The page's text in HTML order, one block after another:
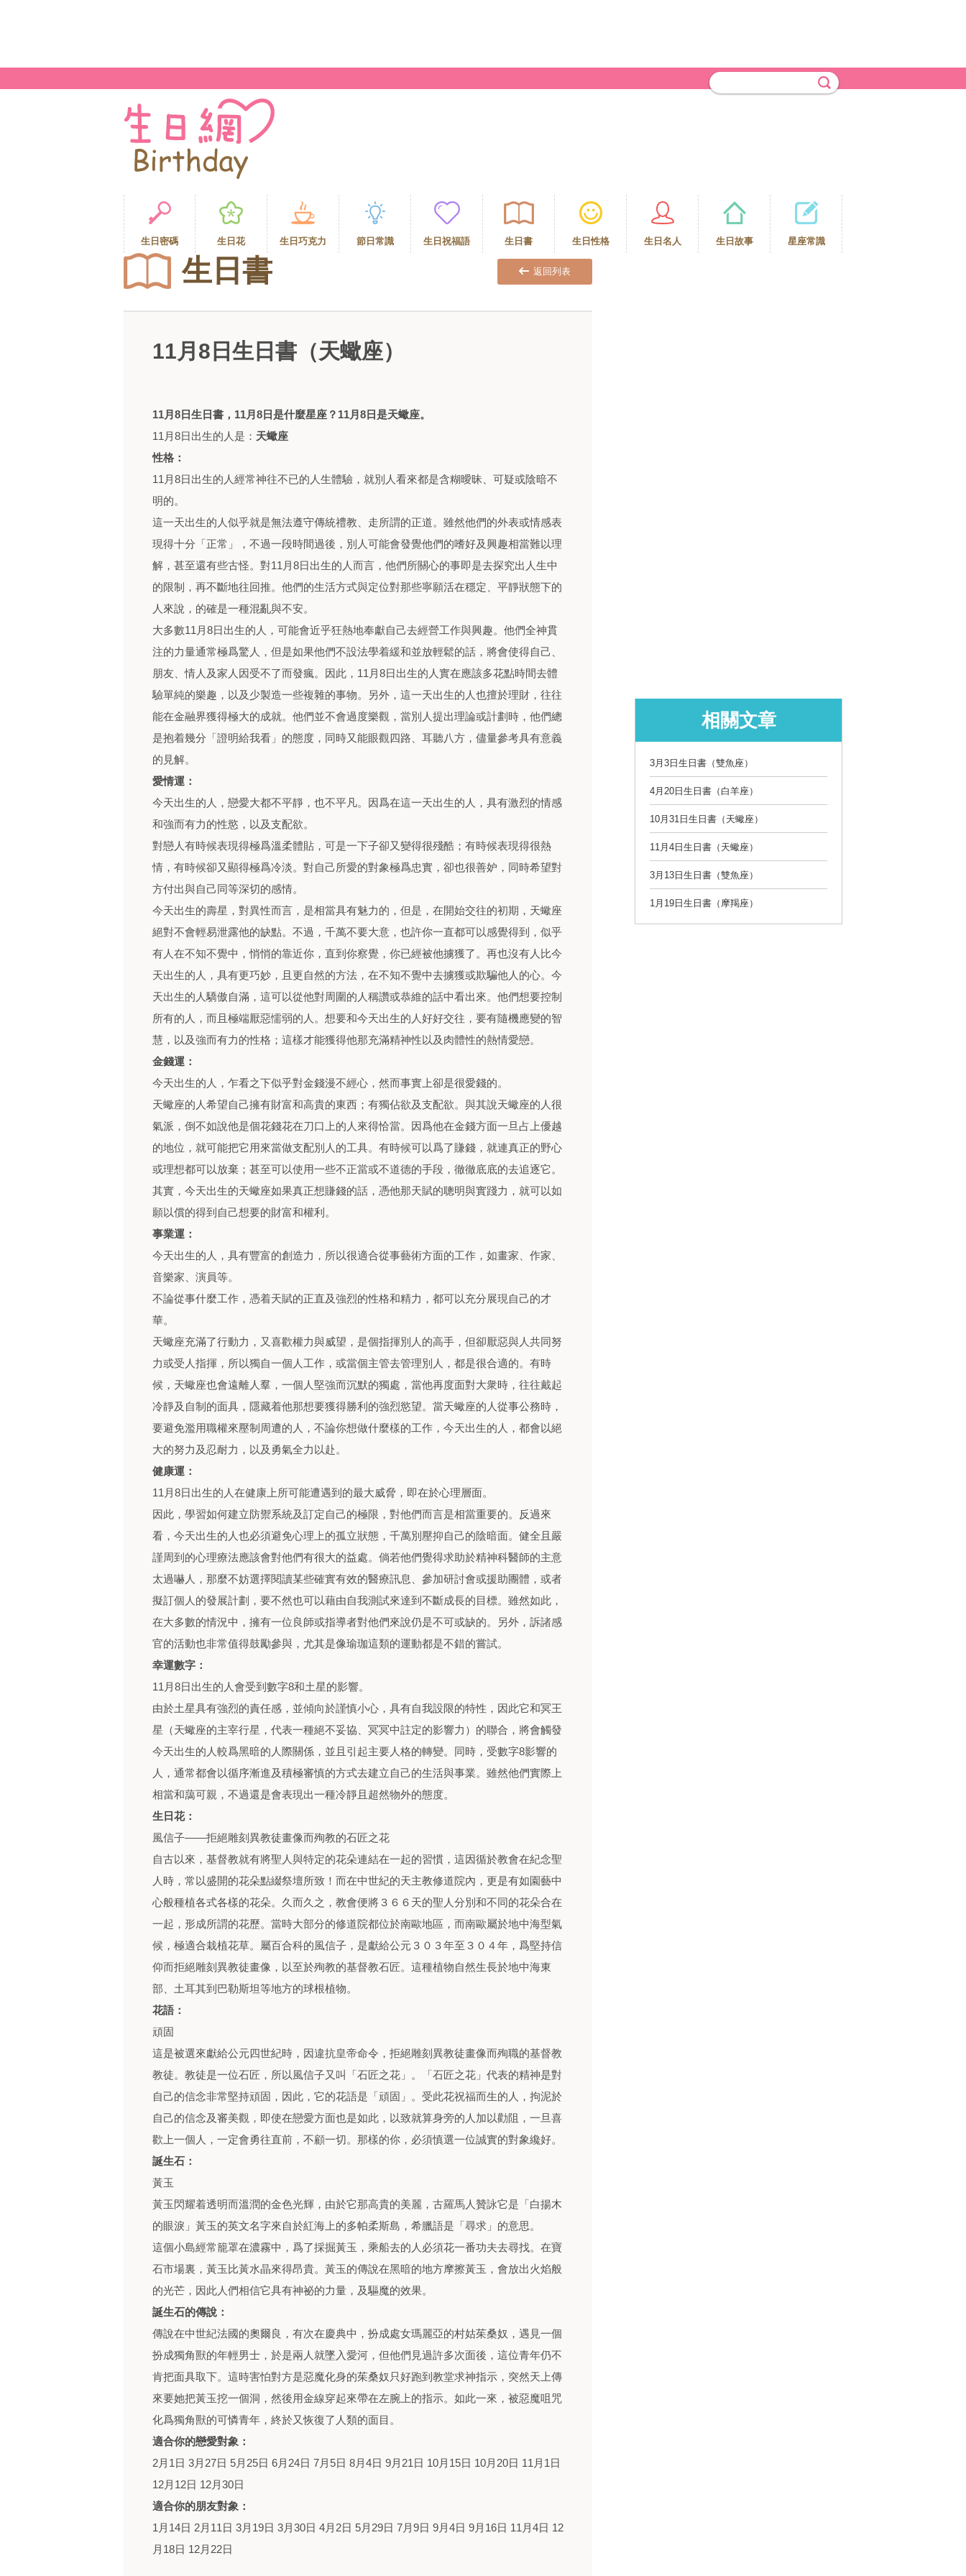
生日密碼 生日花 生日巧克力 節日常識 生日祝福語 生日書 生日性格 生日名人 生日故事 星座常識
生日書 返回列表
11月8日生日書（天蠍座）
11月8日生日書，11月8日是什麼星座？11月8日是天蠍座。
11月8日出生的人是： 天蠍座
性格：
11月8日出生的人經常神往不已的人生體驗，就別人看來都是含糊曖昧、可疑或陰暗不
明的。
這一天出生的人似乎就是無法遵守傳統禮教、走所謂的正道。雖然他們的外表或情感表
現得十分「正常」，不過一段時間過後，別人可能會發覺他們的嗜好及興趣相當難以理
解，甚至還有些古怪。對11月8日出生的人而言，他們所關心的事即是去探究出人生中
的限制，再不斷地往回推。他們的生活方式與定位對那些寧願活在穩定、平靜狀態下的
人來說，的確是一種混亂與不安。
大多數11月8日出生的人，可能會近乎狂熱地奉獻自己去經營工作與興趣。他們全神貫
注的力量通常極爲驚人，但是如果他們不設法學着緩和並放輕鬆的話，將會使得自己、
朋友、情人及家人因受不了而發瘋。因此，11月8日出生的人實在應該多花點時間去體
驗單純的樂趣，以及少製造一些複雜的事物。另外，這一天出生的人也擅於理財，往往
能在金融界獲得極大的成就。他們並不會過度樂觀，當別人提出理論或計劃時，他們總
是抱着幾分「證明給我看」的態度，同時又能眼觀四路、耳聽八方，儘量參考具有意義
的見解。
愛情運：
今天出生的人，戀愛大都不平靜，也不平凡。因爲在這一天出生的人，具有激烈的情感
和強而有力的性慾，以及支配欲。
對戀人有時候表現得極爲溫柔體貼，可是一下子卻又變得很殘酷；有時候表現得很熱
情，有時候卻又顯得極爲冷淡。對自己所愛的對象極爲忠實，卻也很善妒，同時希望對
方付出與自己同等深切的感情。
今天出生的壽星，對異性而言，是相當具有魅力的，但是，在開始交往的初期，天蠍座
絕對不會輕易泄露他的缺點。不過，千萬不要大意，也許你一直都可以感覺得到，似乎
有人在不知不覺中，悄悄的靠近你，直到你察覺，你已經被他擄獲了。再也沒有人比今
天出生的人，具有更巧妙，且更自然的方法，在不知不覺中去擄獲或欺騙他人的心。今
天出生的人驕傲自滿，這可以從他對周圍的人稱讚或恭維的話中看出來。他們想要控制
所有的人，而且極端厭惡懦弱的人。想要和今天出生的人好好交往，要有隨機應變的智
慧，以及強而有力的性格；這樣才能獲得他那充滿精神性以及肉體性的熱情愛戀。
金錢運：
今天出生的人，乍看之下似乎對金錢漫不經心，然而事實上卻是很愛錢的。
天蠍座的人希望自己擁有財富和高貴的東西；有獨佔欲及支配欲。與其說天蠍座的人很
氣派，倒不如說他是個花錢花在刀口上的人來得恰當。因爲他在金錢方面一旦占上優越
的地位，就可能把它用來當做支配別人的工具。有時候可以爲了賺錢，就連真正的野心
或理想都可以放棄；甚至可以使用一些不正當或不道德的手段，徹徹底底的去追逐它。
其實，今天出生的天蠍座如果真正想賺錢的話，憑他那天賦的聰明與實踐力，就可以如
願以償的得到自己想要的財富和權利。
事業運：
今天出生的人，具有豐富的創造力，所以很適合從事藝術方面的工作，如畫家、作家、
音樂家、演員等。
不論從事什麼工作，憑着天賦的正直及強烈的性格和精力，都可以充分展現自己的才
華。
天蠍座充滿了行動力，又喜歡權力與威望，是個指揮別人的高手，但卻厭惡與人共同努
力或受人指揮，所以獨自一個人工作，或當個主管去管理別人，都是很合適的。有時
候，天蠍座也會遠離人羣，一個人堅強而沉默的獨處，當他再度面對大衆時，往往戴起
冷靜及自制的面具，隱藏着他那想要獲得勝利的強烈慾望。當天蠍座的人從事公務時，
要避免濫用職權來壓制周遭的人，不論你想做什麼樣的工作，今天出生的人，都會以絕
大的努力及忍耐力，以及勇氣全力以赴。
健康運：
11月8日出生的人在健康上所可能遭遇到的最大威脅，即在於心理層面。
因此，學習如何建立防禦系統及訂定自己的極限，對他們而言是相當重要的。反過來
看，今天出生的人也必須避免心理上的孤立狀態，千萬別壓抑自己的陰暗面。健全且嚴
謹周到的心理療法應該會對他們有很大的益處。倘若他們覺得求助於精神科醫師的主意
太過嚇人，那麼不妨選擇閱讀某些確實有效的醫療訊息、參加研討會或援助團體，或者
擬訂個人的發展計劃，要不然也可以藉由自我測試來達到不斷成長的目標。雖然如此，
在大多數的情況中，擁有一位良師或指導者對他們來說仍是不可或缺的。另外，訴諸感
官的活動也非常值得鼓勵參與，尤其是像瑜珈這類的運動都是不錯的嘗試。
幸運數字：
11月8日出生的人會受到數字8和土星的影響。
由於土星具有強烈的責任感，並傾向於謹慎小心，具有自我設限的特性，因此它和冥王
星（天蠍座的主宰行星，代表一種絕不妥協、冥冥中註定的影響力）的聯合，將會觸發
今天出生的人較爲黑暗的人際關係，並且引起主要人格的轉變。同時，受數字8影響的
人，通常都會以循序漸進及積極審慎的方式去建立自己的生活與事業。雖然他們實際上
相當和藹可親，不過還是會表現出一種冷靜且超然物外的態度。
生日花：
風信子——拒絕雕刻異教徒畫像而殉教的石匠之花
自古以來，基督教就有將聖人與特定的花朵連結在一起的習慣，這因循於教會在紀念聖
人時，常以盛開的花朵點綴祭壇所致！而在中世紀的天主教修道院內，更是有如園藝中
心般種植各式各樣的花朵。久而久之，教會便將３６６天的聖人分別和不同的花朵合在
一起，形成所謂的花歷。當時大部分的修道院都位於南歐地區，而南歐屬於地中海型氣
候，極適合栽植花草。屬百合科的風信子，是獻給公元３０３年至３０４年，爲堅持信
仰而拒絕雕刻異教徒畫像，以至於殉教的基督教石匠。這種植物自然生長於地中海東
部、土耳其到巴勒斯坦等地方的球根植物。
花語：
頑固
這是被選來獻給公元四世紀時，因違抗皇帝命令，拒絕雕刻異教徒畫像而殉職的基督教
教徒。教徒是一位石匠，所以風信子又叫「石匠之花」。「石匠之花」代表的精神是對
自己的信念非常堅持頑固，因此，它的花語是「頑固」。受此花祝福而生的人，拘泥於
自己的信念及審美觀，即使在戀愛方面也是如此，以致就算身旁的人加以勸阻，一旦喜
歡上一個人，一定會勇往直前，不顧一切。那樣的你，必須慎選一位誠實的對象纔好。
誕生石：
黃玉
黃玉閃耀着透明而溫潤的金色光輝，由於它那高貴的美麗，古羅馬人贊詠它是「白揚木
的眼淚」黃玉的英文名字來自於紅海上的多帕柔斯島，希臘語是「尋求」的意思。
這個小島經常籠罩在濃霧中，爲了採掘黃玉，乘船去的人必須花一番功夫去尋找。在寶
石市場裏，黃玉比黃水晶來得昂貴。黃玉的傳說在黑暗的地方摩擦黃玉，會放出火焰般
的光芒，因此人們相信它具有神祕的力量，及驅魔的效果。
誕生石的傳說：
傳說在中世紀法國的奧爾良，有次在慶典中，扮成處女瑪麗亞的村姑茱桑奴，遇見一個
扮成獨角獸的年輕男士，於是兩人就墜入愛河，但他們見過許多次面後，這位青年仍不
肯把面具取下。這時害怕對方是惡魔化身的茱桑奴只好跑到教堂求神指示，突然天上傳
來要她把黃玉挖一個洞，然後用金線穿起來帶在左腕上的指示。如此一來，被惡魔咀咒
化爲獨角獸的可憐青年，終於又恢復了人類的面目。
適合你的戀愛對象：
2月1日 3月27日 5月25日 6月24日 7月5日 8月4日 9月21日 10月15日 10月20日 11月1日
12月12日 12月30日
適合你的朋友對象：
1月14日 2月11日 3月19日 3月30日 4月2日 5月29日 7月9日 9月4日 9月16日 11月4日 12
月18日 12月22日
相關文章
3月3日生日書（雙魚座）
4月20日生日書（白羊座）
10月31日生日書（天蠍座）
11月4日生日書（天蠍座）
3月13日生日書（雙魚座）
1月19日生日書（摩羯座）